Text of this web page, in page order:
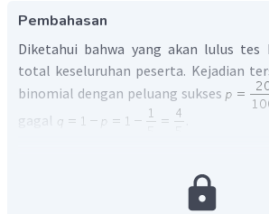
Pembahasan
Diketahui bahwa yang akan lulus tes
total keseluruhan peserta. Kejadian
binomial dengan peluang sukses
gagal